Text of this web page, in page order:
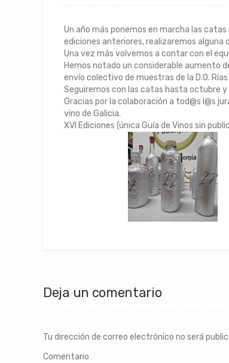
Un año más ponemos en marcha las
ediciones anteriores, realizaremos alguna
Una vez más volvemos a contar con el
Hemos notado un considerable aumento
envío colectivo de muestras de la D.O. Rías
Seguiremos con las catas hasta octubre
Gracias por la colaboración a tod@s l@s
vino de Galicia.
XVI Ediciones (única Guía de Vinos sin
Deja un comentario
Tu dirección de correo electrónico no será
Comentario